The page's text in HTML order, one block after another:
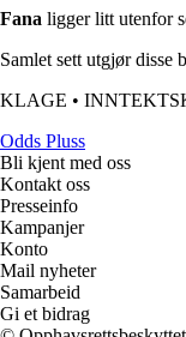
Fana ligger litt utenfor
Samlet sett utgjør disse
KLAGE •
Odds Pluss
Bli kjent med oss
Kontakt oss
Presseinfo
Kampanjer
Konto
Mail nyheter
Samarbeid
Gi et bidrag